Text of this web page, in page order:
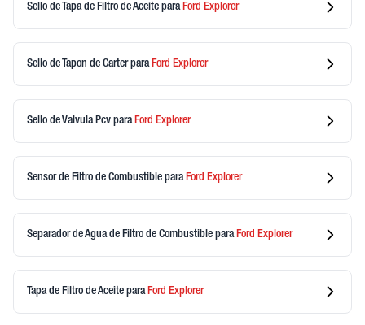
Sello de Tapa de Filtro de Aceite para Ford Explorer
Sello de Tapon de Carterpara Ford Explorer
Sello de Valvula Pcv para Ford Explorer
Sensor de Filtro de Combustible para Ford Explorer
Separador de Agua de Filtro de Combustible para Ford Explorer
Tapa de Filtro de Aceite para Ford Explorer